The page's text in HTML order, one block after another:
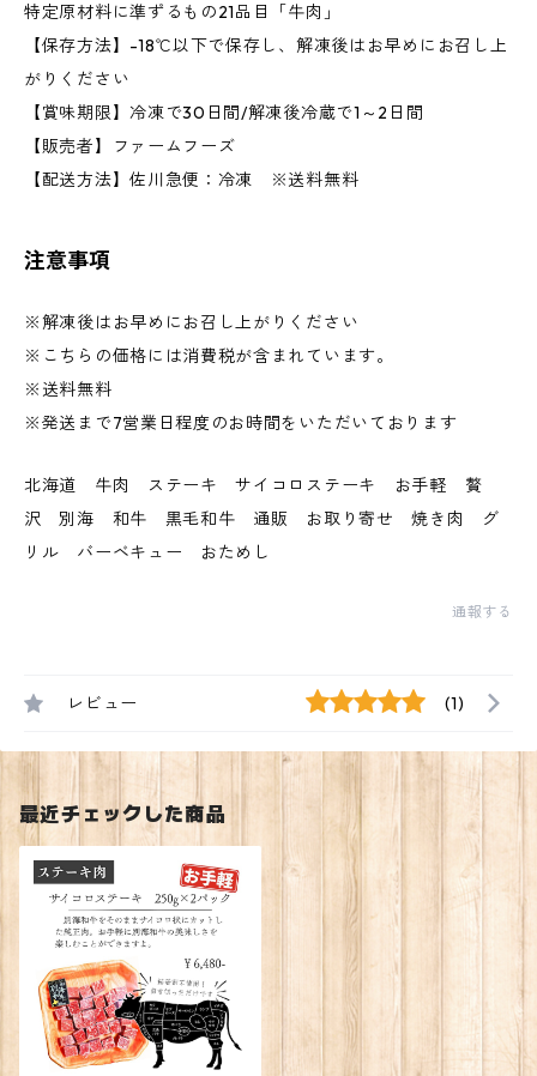
特定原材料に準ずるもの21品目「牛肉」
【保存方法】-18℃以下で保存し、解凍後はお早めにお召し上
がりください
【賞味期限】冷凍で30日間/解凍後冷蔵で1～2日間
【販売者】ファームフーズ
【配送方法】佐川急便：冷凍 ※送料無料
注意事項
※解凍後はお早めにお召し上がりください
※こちらの価格には消費税が含まれています。
※送料無料
※発送まで7営業日程度のお時間をいただいております
北海道 牛肉 ステーキ サイコロステーキ お手軽 贅
沢 別海 和牛 黒毛和牛 通販 お取り寄せ 焼き肉 グ
リル バーベキュー おためし
通報する
レビュー (1)
最近チェックした商品